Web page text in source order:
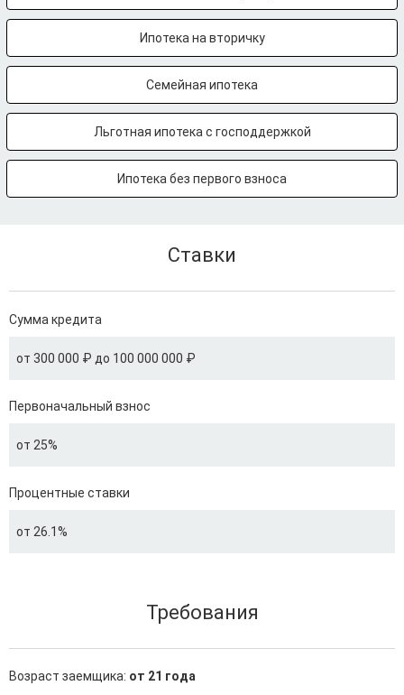
Ипотека на вторичку
Семейная ипотека
Льготная ипотека с господдержкой
Ипотека без первого взноса
Ставки
Сумма кредита
от 300 000 ₽ до 100 000 000 ₽
Первоначальный взнос
от 25%
Процентные ставки
от 26.1%
Требования
Возраст заемщика: от 21 года